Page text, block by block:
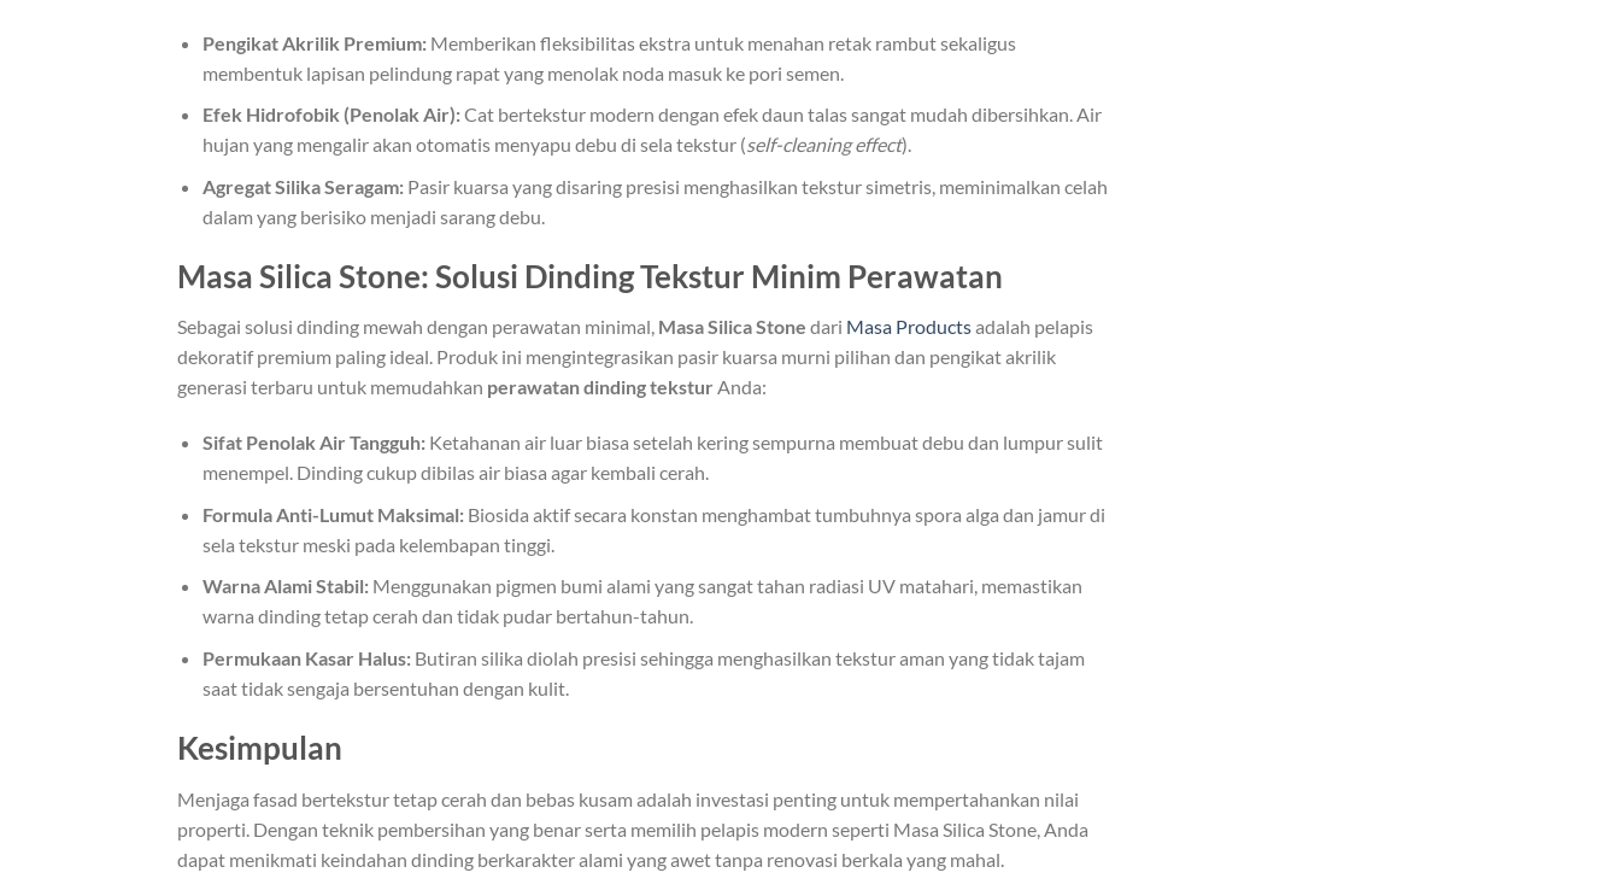
Pengikat Akrilik Premium:Memberikan fleksibilitas ekstra untuk menahan retak rambut sekaligus
membentuk lapisan pelindung rapat yang menolak noda masuk ke pori semen.
Efek Hidrofobik (Penolak Air):Cat bertekstur modern dengan efek daun talas sangat mudah dibersihkan. Air
hujan yang mengalir akan otomatis menyapu debu di sela tekstur (self-cleaning effect).
Agregat Silika Seragam:Pasir kuarsa yang disaring presisi menghasilkan tekstur simetris, meminimalkan celah
dalam yang berisiko menjadi sarang debu.
Masa Silica Stone: Solusi Dinding Tekstur Minim Perawatan
Sebagai solusi dinding mewah dengan perawatan minimal, Masa Silica Stone dari Masa Productsadalah pelapis
dekoratif premium paling ideal. Produk ini mengintegrasikan pasir kuarsa murni pilihan dan pengikat akrilik
generasi terbaru untuk memudahkan perawatan dinding tekstur Anda:
Sifat Penolak Air Tangguh:Ketahanan air luar biasa setelah kering sempurna membuat debu dan lumpur sulit
menempel. Dinding cukup dibilas air biasa agar kembali cerah.
Formula Anti-Lumut Maksimal:Biosida aktif secara konstan menghambat tumbuhnya spora alga dan jamur di
sela tekstur meski pada kelembapan tinggi.
Warna Alami Stabil:Menggunakan pigmen bumi alami yang sangat tahan radiasi UV matahari, memastikan
warna dinding tetap cerah dan tidak pudar bertahun-tahun.
Permukaan Kasar Halus:Butiran silika diolah presisi sehingga menghasilkan tekstur aman yang tidak tajam
saat tidak sengaja bersentuhan dengan kulit.
Kesimpulan
Menjaga fasad bertekstur tetap cerah dan bebas kusam adalah investasi penting untuk mempertahankan nilai
properti. Dengan teknik pembersihan yang benar serta memilih pelapis modern seperti Masa Silica Stone, Anda
dapat menikmati keindahan dinding berkarakter alami yang awet tanpa renovasi berkala yang mahal.